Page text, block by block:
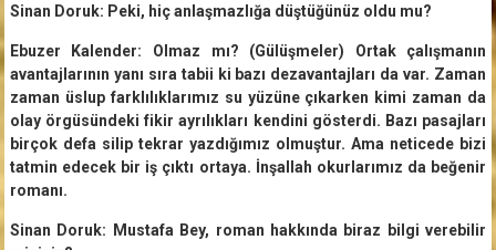
Sinan Doruk: Peki, hiç anlaşmazlığa düştüğünüz oldu mu?
Ebuzer Kalender: Olmaz mı? (Gülüşmeler) Ortak çalışmanın
avantajlarının yanı sıra tabii ki bazı dezavantajları da var. Zaman
zaman üslup farklılıklarımız su yüzüne çıkarken kimi zaman da
olay örgüsündeki fikir ayrılıkları kendini gösterdi. Bazı pasajları
birçok defa silip tekrar yazdığımız olmuştur. Ama neticede bizi
tatmin edecek bir iş çıktı ortaya. İnşallah okurlarımız da beğenir
romanı.
Sinan Doruk: Mustafa Bey, roman hakkında biraz bilgi verebilir